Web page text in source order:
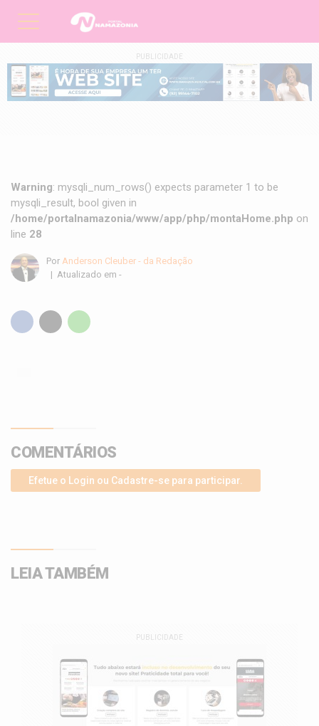
PUBLICIDADE
Warning: mysqli_num_rows() expects parameter 1 to be
mysqli_result, bool given in
/home/portalnamazonia/www/app/php/montaHome.php on
line 28
Por Anderson Cleuber - da Redação
| Atualizado em -
COMENTÁRIOS
Efetue o Login ou Cadastre-se para participar.
LEIA TAMBÉM
PUBLICIDADE